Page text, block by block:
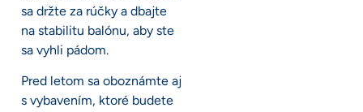
sa držte za rúčky a dbajte
na stabilitu balónu, aby ste
sa vyhli pádom.
Pred letom sa oboznámte aj
s vybavením, ktoré budete